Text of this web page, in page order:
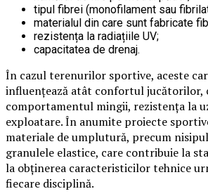
tipul fibrei (monofilament sau
materialul din care sunt fabricate
rezistența la radiațiile UV;
capacitatea de drenaj.
În cazul terenurilor sportive, aceste
influențează atât confortul jucătorilor,
comportamentul mingii, rezistența la
exploatare. În anumite proiecte
materiale de umplutură, precum
granulele elastice, care contribuie la
la obținerea caracteristicilor tehnice
fiecare disciplină.